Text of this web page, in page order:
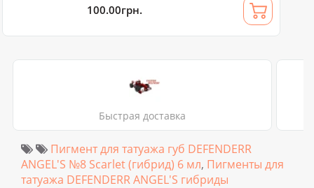
100.00грн.
Быстрая доставка
Пигмент для татуажа губ DEFENDERR
ANGEL'S №8 Scarlet (гибрид) 6 мл, Пигменты для
татуажа DEFENDERR ANGEL'S гибриды